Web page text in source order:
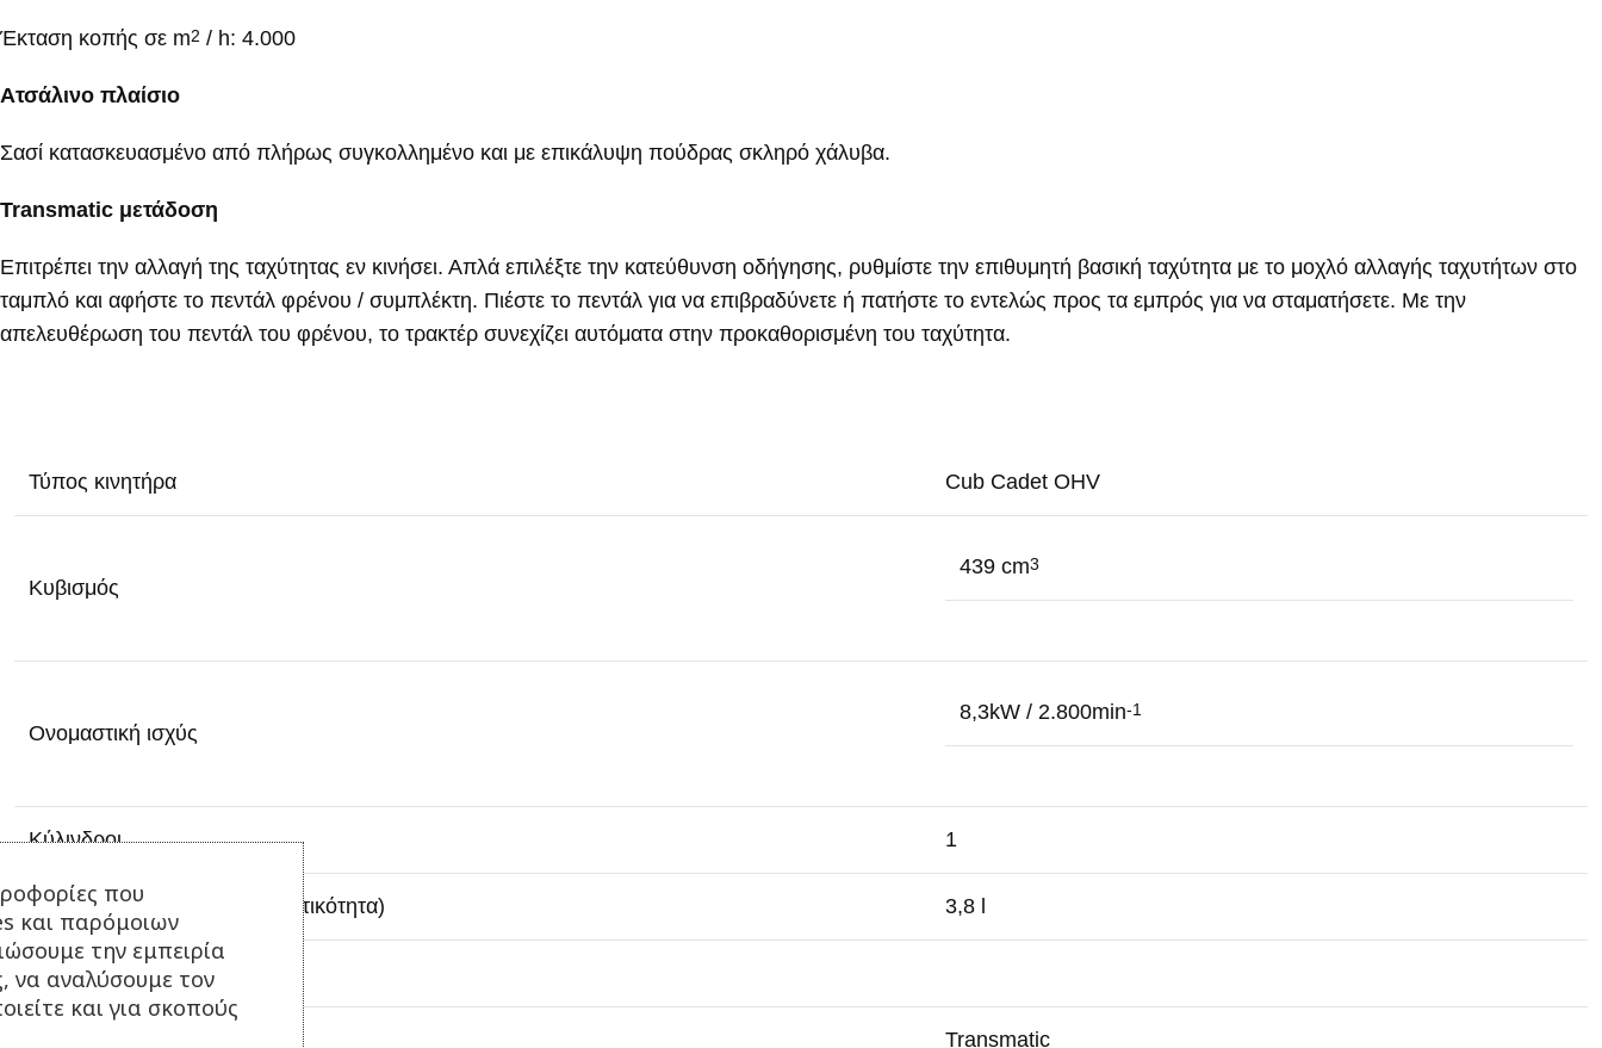
Έκταση κοπής σε m2 / h: 4.000
Ατσάλινο πλαίσιο
Σασί κατασκευασμένο από πλήρως συγκολλημένο και με επικάλυψη πούδρας σκληρό χάλυβα.
Transmatic μετάδοση
Επιτρέπει την αλλαγή της ταχύτητας εν κινήσει. Απλά επιλέξτε την κατεύθυνση οδήγησης, ρυθμίστε την επιθυμητή βασική ταχύτητα με το μοχλό αλλαγής ταχυτήτων στο
ταμπλό και αφήστε το πεντάλ φρένου / συμπλέκτη. Πιέστε το πεντάλ για να επιβραδύνετε ή πατήστε το εντελώς προς τα εμπρός για να σταματήσετε. Με την
απελευθέρωση του πεντάλ του φρένου, το τρακτέρ συνεχίζει αυτόματα στην προκαθορισμένη του ταχύτητα.
Τύπος κινητήρα Cub Cadet OHV
Κυβισμός
439 cm3
Ονομαστική ισχύς
8,3kW / 2.800min-1
Κύλινδροι 1
Ρεζερβουάρ καυσίμου (χωρητικότητα) 3,8 l
ΣΥΣΤΗΜΑ ΚΙΝΗΣΗΣ
Transmatic
που
και παρόμοιων
την εμπειρία
να αναλύσουμε τον
και για σκοπούς